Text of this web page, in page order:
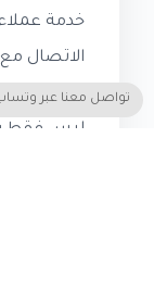
الاتصال
على
ليس فقط
تواصل معنا عبر